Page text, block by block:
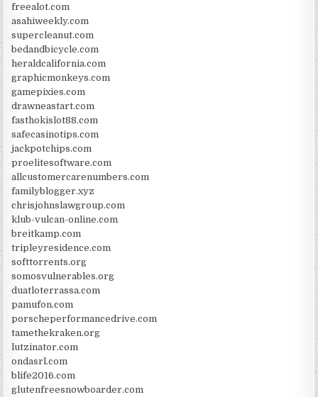
freealot.com
asahiweekly.com
supercleanut.com
bedandbicycle.com
heraldcalifornia.com
graphicmonkeys.com
gamepixies.com
drawneastart.com
fasthokislot88.com
safecasinotips.com
jackpotchips.com
proelitesoftware.com
allcustomercarenumbers.com
familyblogger.xyz
chrisjohnslawgroup.com
klub-vulcan-online.com
breitkamp.com
tripleyresidence.com
softtorrents.org
somosvulnerables.org
duatloterrassa.com
pamufon.com
porscheperformancedrive.com
tamethekraken.org
lutzinator.com
ondasrl.com
blife2016.com
glutenfreesnowboarder.com